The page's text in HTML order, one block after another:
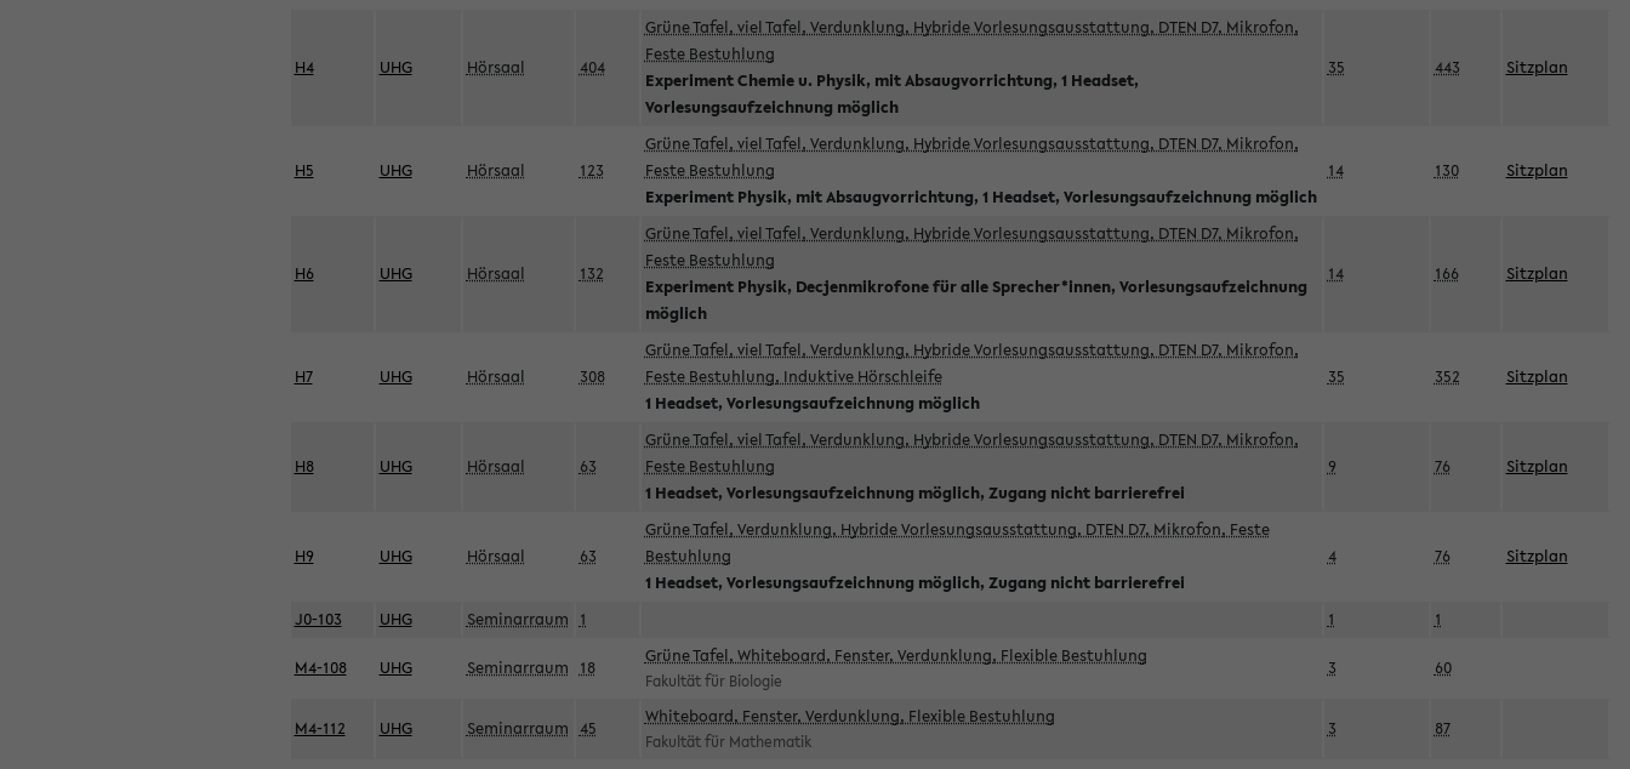
H4 UHG Hörsaal 404
Grüne Tafel, viel Tafel, Verdunklung, Hybride Vorlesungsausstattung, DTEN D7, Mikrofon,
Feste Bestuhlung
Experiment Chemie u. Physik, mit Absaugvorrichtung, 1 Headset,
Vorlesungsaufzeichnung möglich
35 443 Sitzplan
H5 UHG Hörsaal 123
Grüne Tafel, viel Tafel, Verdunklung, Hybride Vorlesungsausstattung, DTEN D7, Mikrofon,
Feste Bestuhlung
Experiment Physik, mit Absaugvorrichtung, 1 Headset, Vorlesungsaufzeichnung möglich
14 130 Sitzplan
H6 UHG Hörsaal 132
Grüne Tafel, viel Tafel, Verdunklung, Hybride Vorlesungsausstattung, DTEN D7, Mikrofon,
Feste Bestuhlung
Experiment Physik, Decjenmikrofone für alle Sprecher*innen, Vorlesungsaufzeichnung
möglich
14 166 Sitzplan
H7 UHG Hörsaal 308
Grüne Tafel, viel Tafel, Verdunklung, Hybride Vorlesungsausstattung, DTEN D7, Mikrofon,
Feste Bestuhlung, Induktive Hörschleife
1 Headset, Vorlesungsaufzeichnung möglich
35 352 Sitzplan
H8 UHG Hörsaal 63
Grüne Tafel, viel Tafel, Verdunklung, Hybride Vorlesungsausstattung, DTEN D7, Mikrofon,
Feste Bestuhlung
1 Headset, Vorlesungsaufzeichnung möglich, Zugang nicht barrierefrei
9 76 Sitzplan
H9 UHG Hörsaal 63
Grüne Tafel, Verdunklung, Hybride Vorlesungsausstattung, DTEN D7, Mikrofon, Feste
Bestuhlung
1 Headset, Vorlesungsaufzeichnung möglich, Zugang nicht barrierefrei
4 76 Sitzplan
J0-103 UHG Seminarraum 1 1 1
M4-108 UHG Seminarraum 18
Grüne Tafel, Whiteboard, Fenster, Verdunklung, Flexible Bestuhlung
Fakultät für Biologie
3 60
M4-112 UHG Seminarraum 45
Whiteboard, Fenster, Verdunklung, Flexible Bestuhlung
Fakultät für Mathematik
3 87